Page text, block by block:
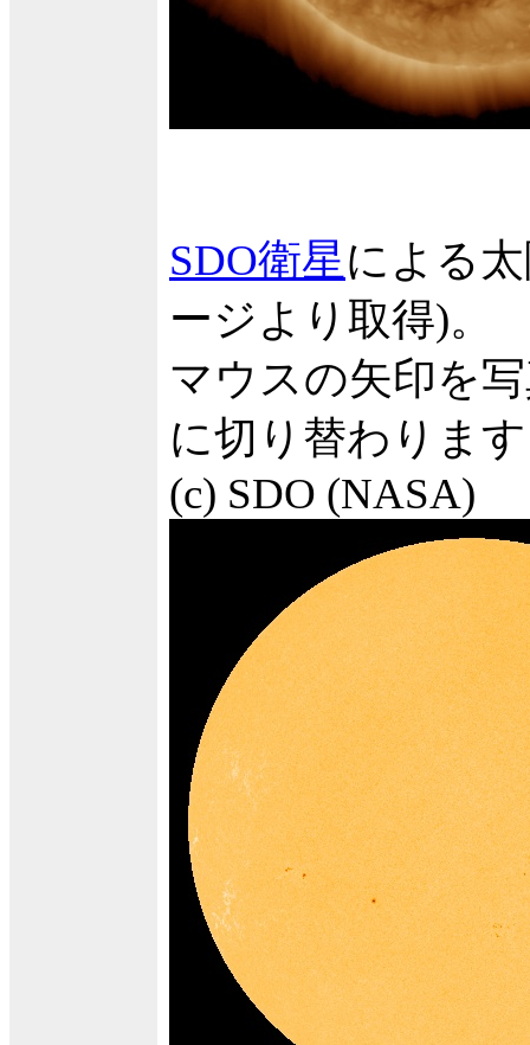
SDO衛星による
ージより取得)。
マウスの矢印を
に切り替わりま
(c) SDO (NASA)